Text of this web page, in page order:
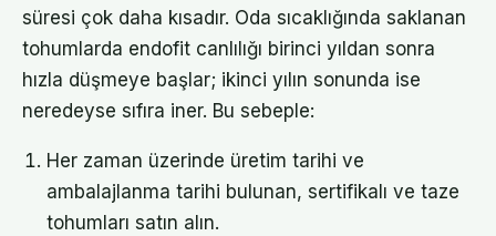
süresi çok daha kısadır. Oda sıcaklığında saklanan
tohumlarda endofit canlılığı birinci yıldan sonra
hızla düşmeye başlar; ikinci yılın sonunda ise
neredeyse sıfıra iner. Bu sebeple:
Her zaman üzerinde üretim tarihi ve
ambalajlanma tarihi bulunan, sertifikalı ve taze
tohumları satın alın.